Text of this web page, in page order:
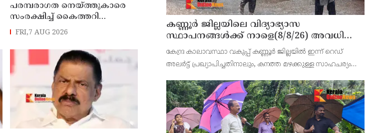
പരമ്പരാഗത നെയ്ത്തുകാരെ
സംരക്ഷിച്ച് കൈത്തറി
മേഖലയുടെ
ആധുനികവത്കരണം
സാധ്യമാക്കും: ഡെപ്യൂട്ടി
സ്പീക്കർ ഷാനിമോൾ ഉസ്മാൻ
FRI,7 AUG 2026
കണ്ണൂർ ജില്ലയിലെ വിദ്യാഭ്യാസ
സ്ഥാപനങ്ങള്‍ക്ക് നാളെ(8/8/26) അവധി
പ്രഖ്യാപിച്ചു
കേന്ദ്ര കാലാവസ്ഥാ വകുപ്പ് കണ്ണൂർ ജില്ലയിൽ ഇന്ന് റെഡ്
അലർട്ട് പ്രഖ്യാപിച്ചതിനാലും, കനത്ത മഴക്കുള്ള സാഹചര്യം
എല്ലാ വിദ്യാഭ്യാസ സ്ഥാപനങ്ങൾക്കും നാളെ (08/08